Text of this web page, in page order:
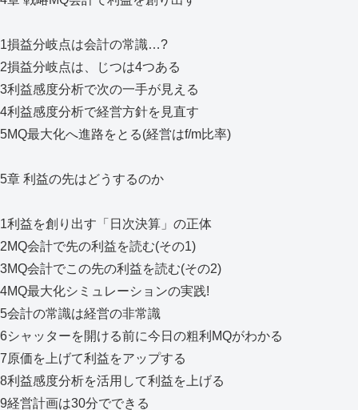
1損益分岐点は会計の常識…?
2損益分岐点は、じつは4つある
3利益感度分析で次の一手が見える
4利益感度分析で経営方針を見直す
5MQ最大化へ進路をとる(経営はf/m比率)
5章 利益の先はどうするのか
1利益を創り出す「日次決算」の正体
2MQ会計で先の利益を読む(その1)
3MQ会計でこの先の利益を読む(その2)
4MQ最大化シミュレーションの実践!
5会計の常識は経営の非常識
6シャッターを開ける前に今日の粗利MQがわかる
7原価を上げて利益をアップする
8利益感度分析を活用して利益を上げる
9経営計画は30分でできる